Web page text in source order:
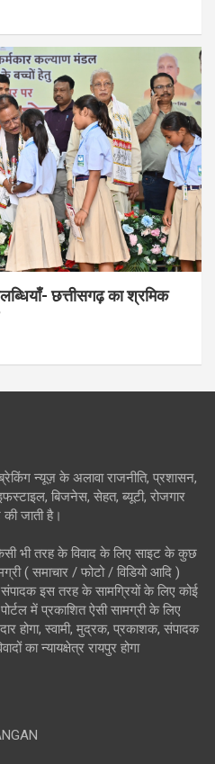
छत्तीसगढ़ का श्रमिक
न्यूज़ के अलावा राजनीति, प्रशासन,
बिजनेस, सेहत, ब्यूटी, रोजगार
जाती है।
भी तरह के विवाद के लिए साइट के कुछ
( समाचार / फोटो / विडियो आदि )
इस तरह के सामग्रियों के लिए कोई
में प्रकाशित ऐसी सामग्री के लिए
होगा, स्वामी, मुद्रक, प्रकाशक, संपादक
का न्यायक्षेत्र रायपुर होगा